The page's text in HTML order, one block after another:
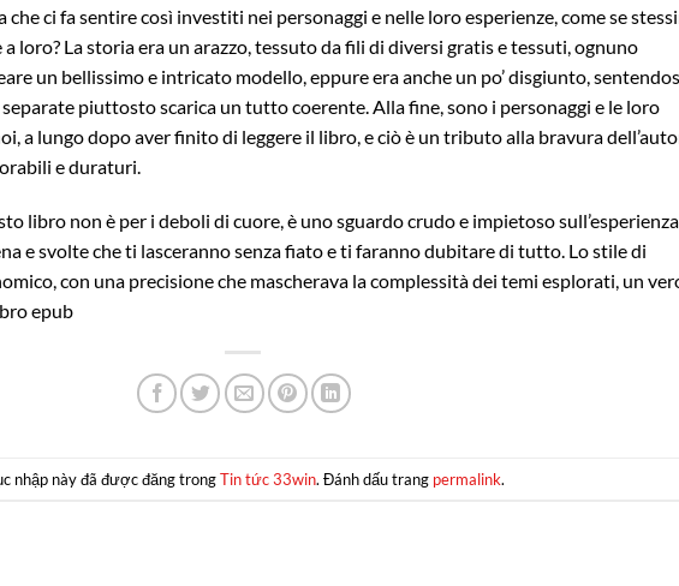
che ci fa sentire così investiti nei personaggi e nelle loro esperienze, come se
loro? La storia era un arazzo, tessuto da fili di diversi gratis e tessuti, ognuno
un bellissimo e intricato modello, eppure era anche un po’ disgiunto,
piuttosto scarica un tutto coerente. Alla fine, sono i personaggi e le loro
a lungo dopo aver finito di leggere il libro, e ciò è un tributo alla bravura
e duraturi.
libro non è per i deboli di cuore, è uno sguardo crudo e impietoso sull’esperienza
e svolte che ti lasceranno senza fiato e ti faranno dubitare di tutto. Lo stile di
con una precisione che mascherava la complessità dei temi esplorati, un
epub
nhập này đã được đăng trongTin tức 33win. Đánh dấu trang permalink.